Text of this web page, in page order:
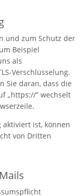
und zum Schutz der
Beispiel
als
Verschlüsselung.
Sie daran, dass die
„https://“ wechselt
aktiviert ist, können
von Dritten